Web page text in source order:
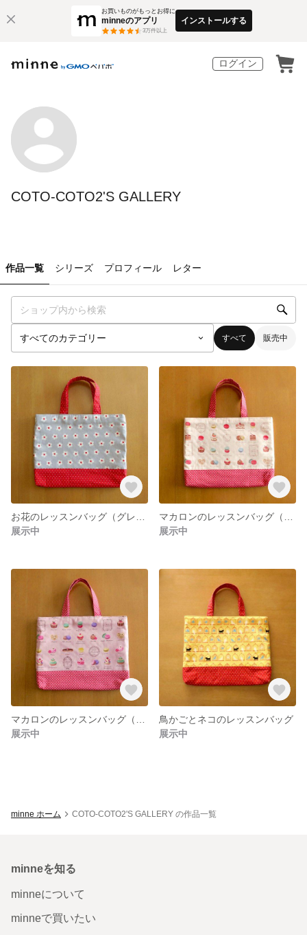
お買いものがもっとお得に
minneのアプリ
3万件以上
インストールする
ログイン
COTO-COTO2'S GALLERY
作品一覧 シリーズ プロフィール レター
すべて 販売中
展示中
展示中
展示中
鳥かごとネコのレッスンバッグ
展示中
minne ホーム COTO-COTO2'S GALLERY の作品一覧
minneを知る
minneについて
minneで買いたい